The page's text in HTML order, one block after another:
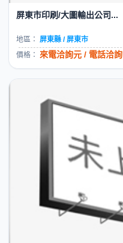
屏東市印刷/大圖輸出公司...
地區： 屏東縣 / 屏東市
價格： 來電洽詢元 / 電話洽詢